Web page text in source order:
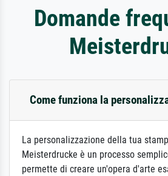
Domande
Come funziona la
La personalizzazione della tua
Meisterdrucke è un processo
permette di creare un'opera d'arte